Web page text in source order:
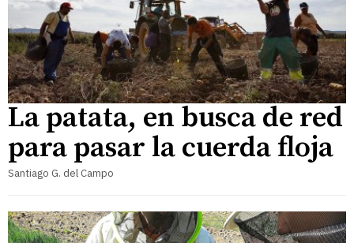
La patata, en busca de red
para pasar la cuerda floja
Santiago G. del Campo